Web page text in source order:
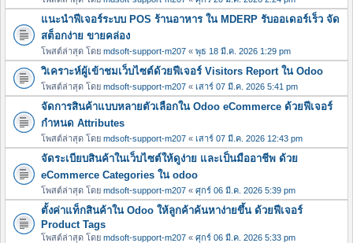
แนะนำฟีเจอร์ระบบ POS ร้านอาหาร ใน MDERP รับออเดอร์เร็ว จัด
สต็อกง่าย ขายคล่อง
โพสต์ล่าสุด โดย mdsoft-support-m207 « พุธ 18 มี.ค. 2026 1:29 pm
วิเคราะห์ผู้เข้าชมเว็บไซต์ด้วยฟีเจอร์ Visitors Report ใน Odoo
โพสต์ล่าสุด โดย mdsoft-support-m207 « เสาร์ 07 มี.ค. 2026 5:41 pm
จัดการสินค้าแบบหลายตัวเลือกใน Odoo eCommerce ด้วยฟีเจอร์
กำหนด Attributes
โพสต์ล่าสุด โดย mdsoft-support-m207 « เสาร์ 07 มี.ค. 2026 12:43 pm
จัดระเบียบสินค้าในเว็บไซต์ให้ดูง่าย และเป็นมืออาชีพ ด้วย
eCommerce Categories ใน odoo
โพสต์ล่าสุด โดย mdsoft-support-m207 « ศุกร์ 06 มี.ค. 2026 5:39 pm
ตั้งค่าแท็กสินค้าใน Odoo ให้ลูกค้าค้นหาง่ายขึ้น ด้วยฟีเจอร์
Product Tags
โพสต์ล่าสุด โดย mdsoft-support-m207 « ศุกร์ 06 มี.ค. 2026 5:33 pm